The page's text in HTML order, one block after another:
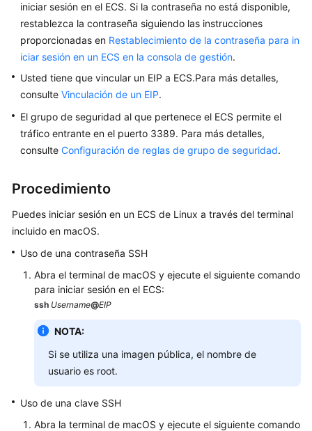
una
opción
de
compra
de
ECS
Compra
de
un
de
información
Inicio
de
sesión
un
ECS
de
Windows
iniciar sesión en el ECS. Si la contraseña no está disponible,
restablezca la contraseña siguiendo las instrucciones
proporcionadas en Restablecimiento de la contraseña para in
iciar sesión en un ECS en la consola de gestión.
Usted tiene que vincular un EIP a ECS.Para más detalles,
consulte Vinculación de un EIP.
El grupo de seguridad al que pertenece el ECS permite el
tráfico entrante en el puerto 3389. Para más detalles,
consulte Configuración de reglas de grupo de seguridad.
Procedimiento
Puedes iniciar sesión en un ECS de Linux a través del terminal
incluido en macOS.
Uso de una contraseña SSH
Abra el terminal de macOS y ejecute el siguiente comando
para iniciar sesión en el ECS:
ssh Username@EIP
NOTA:
Si se utiliza una imagen pública, el nombre de
usuario es root.
Uso de una clave SSH
Abra la terminal de macOS y ejecute el siguiente comando